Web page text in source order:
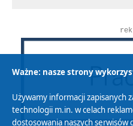
Ważne: nasze strony
Używamy informacji zapisanych
technologii m.in. w celach
dostosowania naszych